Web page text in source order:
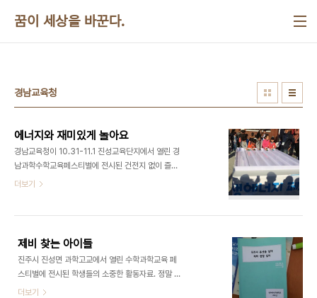
꿈이 세상을 바꾼다.
경남교육청
에너지와 재미있게 놀아요
경남교육청이 10.31-11.1 진성교육단지에서 열린 경
남과학수학교육페스티벌에 전시된 건전지 없이 즐기
는 태양광 뮤직박스(마산신월초),태양광 무당벌레 만
더보기
제비 찾는 아이들
진주시 진성면 과학고교에서 열린 수학과학교육 페
스티벌에 전시된 학생들의 소중한 활동자료. 정말 좋
습니다. 지도하신 선생님도 수고했습니다. ​​​​
더보기